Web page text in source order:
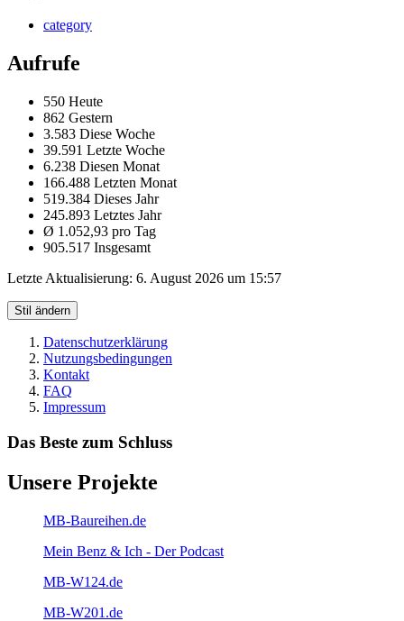
category
Aufrufe
550 Heute
862 Gestern
3.583 Diese Woche
39.591 Letzte Woche
6.238 Diesen Monat
166.488 Letzten Monat
519.384 Dieses Jahr
245.893 Letztes Jahr
Ø 1.052,93 pro Tag
905.517 Insgesamt
Letzte Aktualisierung: 6. August 2026 um 15:57
Stil ändern
Datenschutzerklärung
Nutzungsbedingungen
Kontakt
FAQ
Impressum
Das Beste zum Schluss
Unsere Projekte
MB-Baureihen.de
Mein Benz & Ich - Der Podcast
MB-W124.de
MB-W201.de